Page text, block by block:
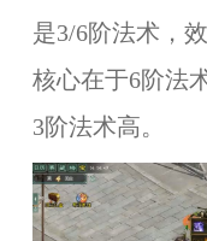
是3/6阶法术，
核心在于6阶法
3阶法术高。